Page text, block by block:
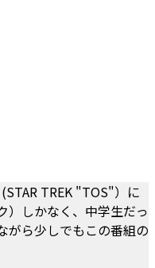
TREK "TOS"）に
）しかなく、中学生だっ
がら少しでもこの番組の